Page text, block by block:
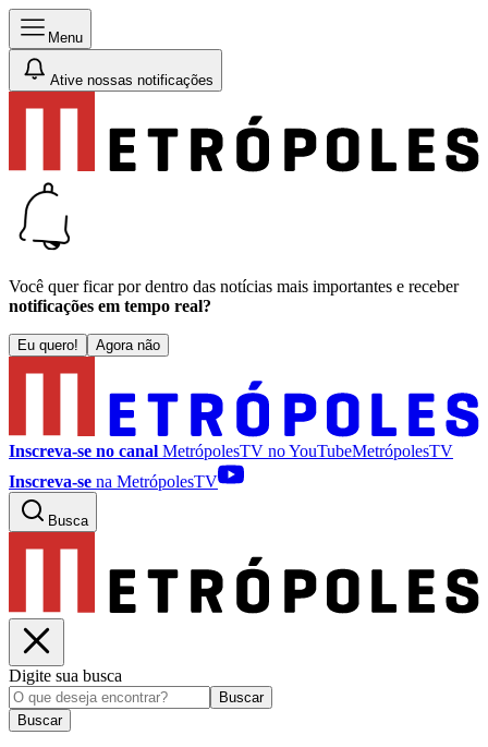
Menu
Ative nossas notificações
Você quer ficar por dentro das notícias mais importantes e receber
notificações em tempo real?
Eu quero! Agora não
Inscreva-se no canal MetrópolesTV noYouTubeMetrópolesTV
Inscreva-se na MetrópolesTV
Busca
Digite sua busca
Buscar
Buscar